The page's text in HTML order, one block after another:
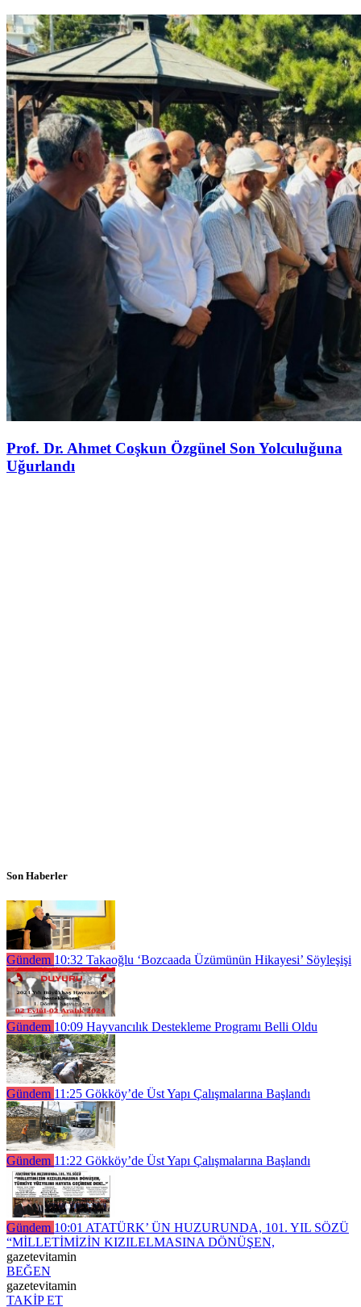
Prof. Dr. Ahmet Coşkun Özgünel Son Yolculuğuna
Uğurlandı
Son Haberler
Gündem 10:32 Takaoğlu ‘Bozcaada Üzümünün Hikayesi’ Söyleşişi
Gündem 10:09 Hayvancılık Destekleme Programı Belli Oldu
Gündem 11:25 Gökköy’de Üst Yapı Çalışmalarına Başlandı
Gündem 11:22 Gökköy’de Üst Yapı Çalışmalarına Başlandı
Gündem 10:01 ATATÜRK’ ÜN HUZURUNDA, 101. YIL SÖZÜ
“MİLLETİMİZİN KIZILELMASINA DÖNÜŞEN,
gazetevitamin
BEĞEN
gazetevitamin
TAKİP ET